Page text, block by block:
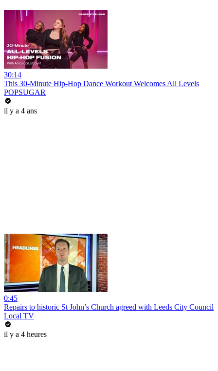
30:14
This 30-Minute Hip-Hop Dance Workout Welcomes All Levels
POPSUGAR
il y a 4 ans
0:45
Repairs to historic St John’s Church agreed with Leeds City Council
Local TV
il y a 4 heures